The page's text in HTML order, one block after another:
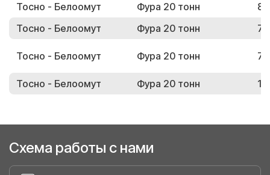
Тосно - Белоомут
Фура 20 тонн
Тосно - Белоомут
Фура 20 тонн
Тосно - Белоомут Фура 20 тонн
Тосно - Белоомут Фура 20 тонн
Схема работы с нами